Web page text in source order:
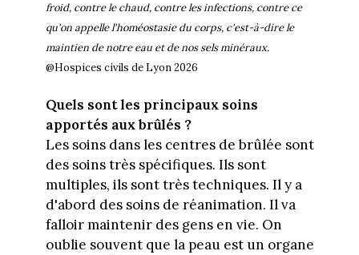
froid, contre le chaud, contre les infections, contre ce
qu'on appelle l'homéostasie du corps, c'est-à-dire le
maintien de notre eau et de nos sels minéraux.
@Hospices civils de Lyon 2026
Quels sont les principaux soins
apportés aux brûlés ?
Les soins dans les centres de brûlée sont
des soins très spécifiques. Ils sont
multiples, ils sont très techniques. Il y a
d'abord des soins de réanimation. Il va
falloir maintenir des gens en vie. On
oublie souvent que la peau est un organe